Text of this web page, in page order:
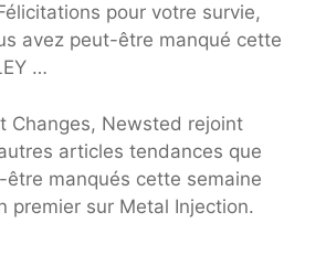
pour votre survie,
avez peut-être manqué cette
…
Changes, Newsted rejoint
articles tendances que
être manqués cette semaine
premier sur Metal Injection.